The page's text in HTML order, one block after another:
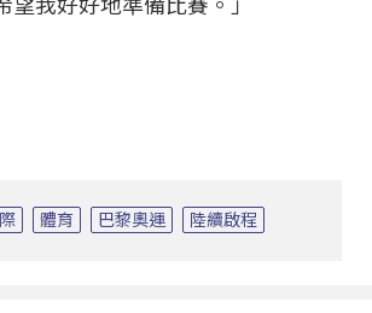
體育 巴黎奧運 陸續啟程